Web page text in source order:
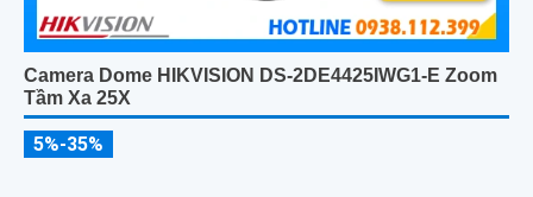
Camera Dome HIKVISION DS-2DE4425IWG1-E Zoom
Tầm Xa 25X
5%-35%